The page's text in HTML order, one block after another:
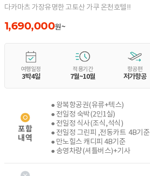
다카마츠 가장유명한 고토산 가쿠 온천호텔!!
1,690,000원~
여행일정
3박4일
적용기간
7월~10월
항공편
저가항공
포함
내역
● 왕복항공권(유류+텍스)
● 전일정 숙박(2인1실)
● 전일정 식사(조식,석식)
● 전일정 그린피 ,전동카트 4B기준
● 만노힐스 캐디피 4B기준
● 송영차량(셔틀버스)+기사